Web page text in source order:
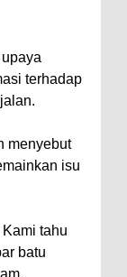
terhadap
menyebut
isu
tahu
batu